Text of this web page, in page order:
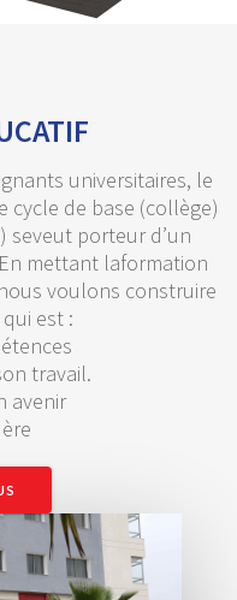
universitaires, le
cycle de base (collège)
seveut porteur d’un
mettant laformation
voulons construire
est :
travail.
avenir